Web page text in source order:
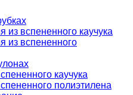
из вспененного каучука
из вспененного
каучука
полиэтилена